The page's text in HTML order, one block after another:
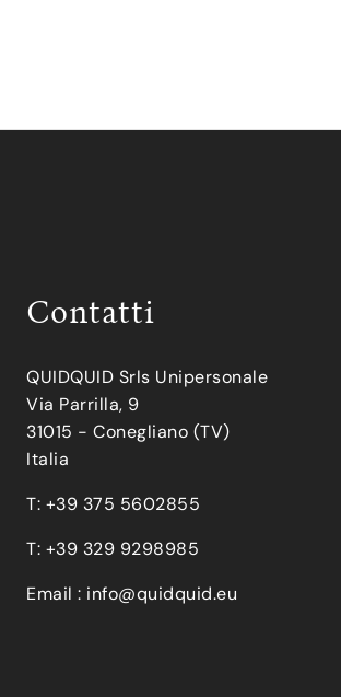
Contatti
QUIDQUID Srls Unipersonale
Via Parrilla, 9
31015 - Conegliano (TV)
Italia
T: +39 375 5602855
T: +39 329 9298985
Email : info@quidquid.eu